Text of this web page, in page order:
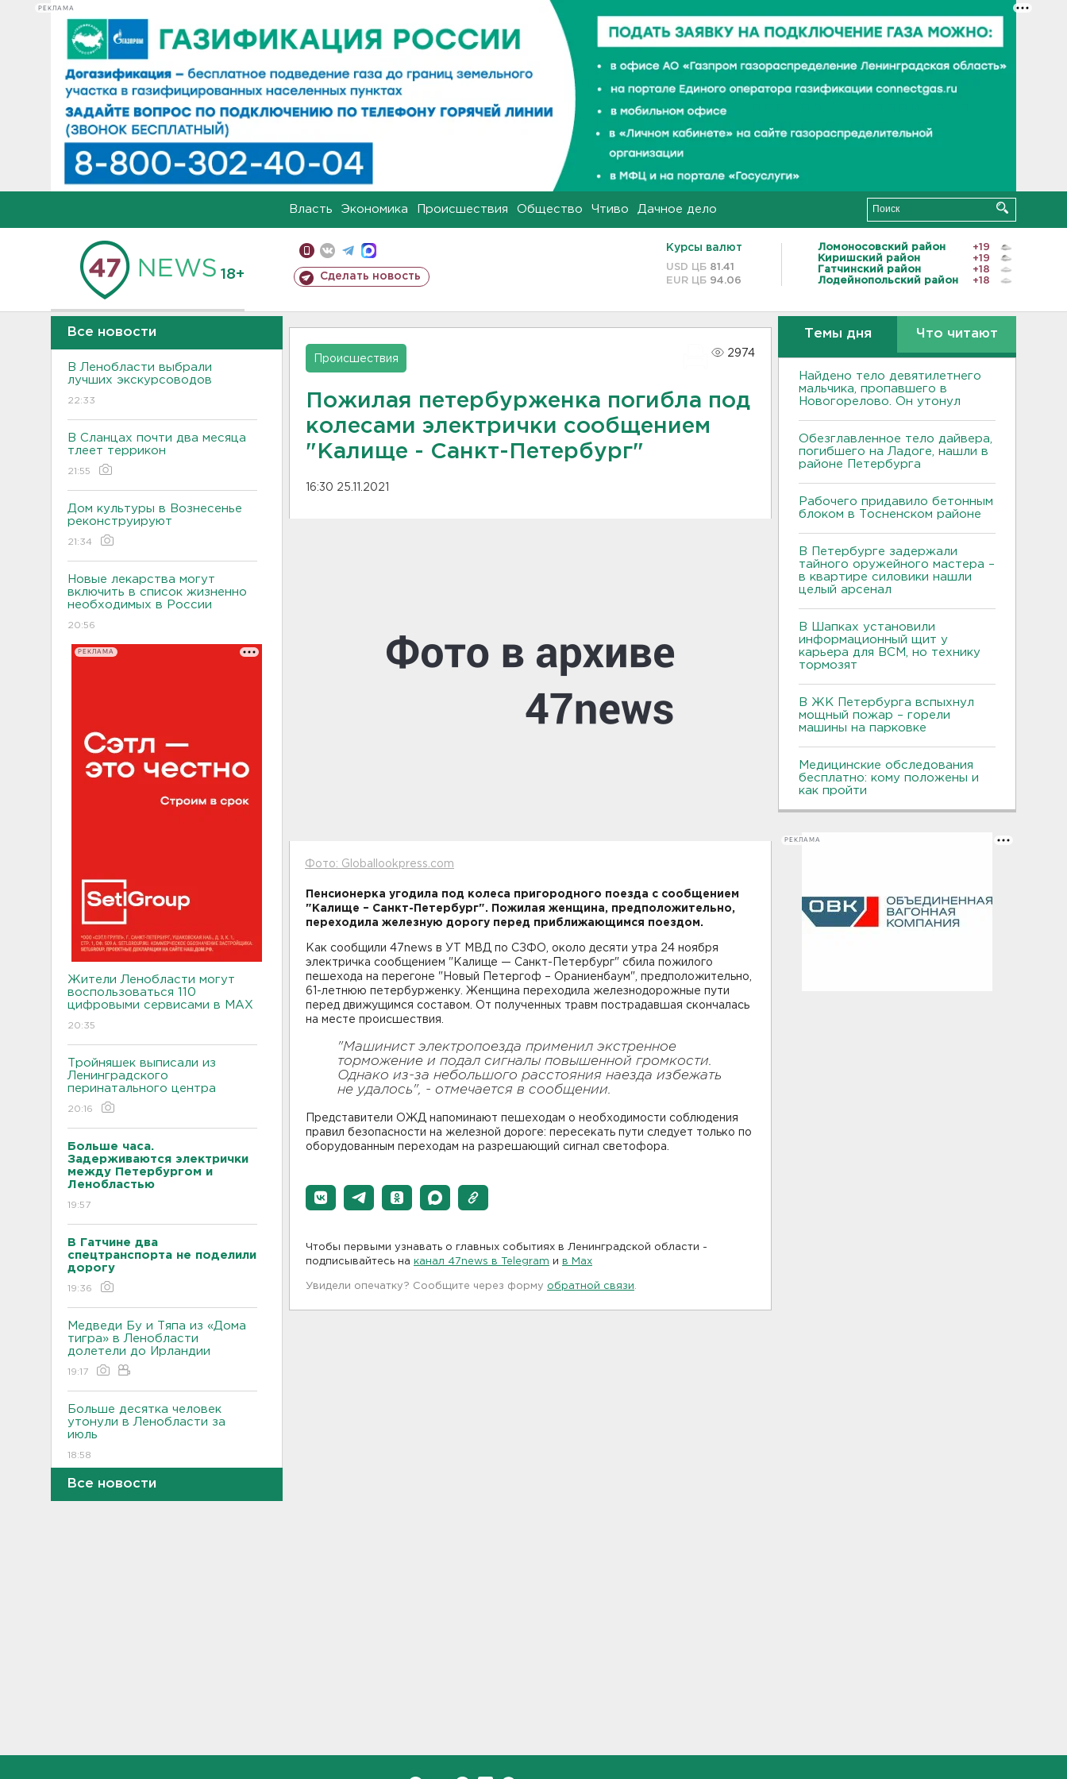
РЕКЛАМА
Власть Экономика Происшествия Общество Чтиво Дачное дело
18+ Сделать новость
Курсы валют
USD ЦБ 81.41
EUR ЦБ 94.06
Ломоносовский район
+19
Киришский район
+19
Гатчинский район
+18
Лодейнопольский район
+18
Все новости
В Ленобласти выбрали
лучших экскурсоводов
22:33
В Сланцах почти два месяца
тлеет террикон
21:55
Дом культуры в Вознесенье
реконструируют
21:34
Новые лекарства могут
включить в список жизненно
необходимых в России
20:56
РЕКЛАМА
Жители Ленобласти могут
воспользоваться 110
цифровыми сервисами в МАХ
20:35
Тройняшек выписали из
Ленинградского
перинатального центра
20:16
Больше часа.
Задерживаются электрички
между Петербургом и
Ленобластью
19:57
В Гатчине два
спецтранспорта не поделили
дорогу
19:36
Медведи Бу и Тяпа из «Дома
тигра» в Ленобласти
долетели до Ирландии
19:17
Больше десятка человек
утонули в Ленобласти за
июль
18:58
борщевик
Все новости
Происшествия
2974
Пожилая петербурженка погибла под
колесами электрички сообщением
"Калище - Санкт-Петербург"
16:30 25.11.2021
Фото: Globallookpress.com
Пенсионерка угодила под колеса пригородного поезда с сообщением
"Калище – Санкт-Петербург". Пожилая женщина, предположительно,
переходила железную дорогу перед приближающимся поездом.
Как сообщили 47news в УТ МВД по СЗФО, около десяти утра 24 ноября
электричка сообщением "Калище — Санкт-Петербург" сбила пожилого
пешехода на перегоне "Новый Петергоф – Ораниенбаум", предположительно,
61-летнюю петербурженку. Женщина переходила железнодорожные пути
перед движущимся составом. От полученных травм пострадавшая скончалась
на месте происшествия.
"Машинист электропоезда применил экстренное
торможение и подал сигналы повышенной громкости.
Однако из-за небольшого расстояния наезда избежать
не удалось", - отмечается в сообщении.
Представители ОЖД напоминают пешеходам о необходимости соблюдения
правил безопасности на железной дороге: пересекать пути следует только по
оборудованным переходам на разрешающий сигнал светофора.
Чтобы первыми узнавать о главных событиях в Ленинградской области -
подписывайтесь на канал 47news в Telegram и в Maх
Увидели опечатку? Сообщите через форму обратной связи
Темы дня Что читают
Найдено тело девятилетнего
мальчика, пропавшего в
Новогорелово. Он утонул
Обезглавленное тело дайвера,
погибшего на Ладоге, нашли в
районе Петербурга
Рабочего придавило бетонным
блоком в Тосненском районе
В Петербурге задержали
тайного оружейного мастера –
в квартире силовики нашли
целый арсенал
В Шапках установили
информационный щит у
карьера для ВСМ, но технику
тормозят
В ЖК Петербурга вспыхнул
мощный пожар – горели
машины на парковке
Медицинские обследования
бесплатно: кому положены и
как пройти
РЕКЛАМА